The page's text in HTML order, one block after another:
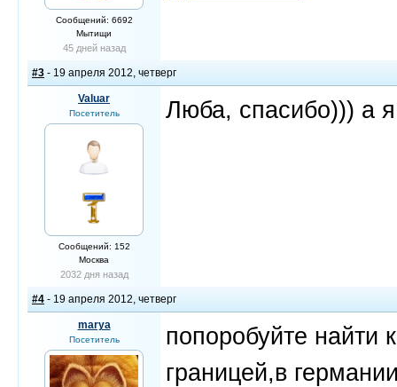
Сообщений: 6692
Мытищи
45 дней назад
#3 - 19 апреля 2012, четверг
Valuar
Посетитель
Сообщений: 152
Москва
2032 дня назад
Люба, спасибо))) а
#4 - 19 апреля 2012, четверг
marya
Посетитель
попоробуйте найти
границей,в